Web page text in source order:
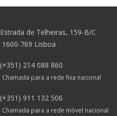
Estrada de Telheiras, 159-B/C
1600-769 Lisboa
(+351) 214 088 860
Chamada para a rede fixa nacional
(+351) 911 132 506
Chamada para a rede móvel nacional